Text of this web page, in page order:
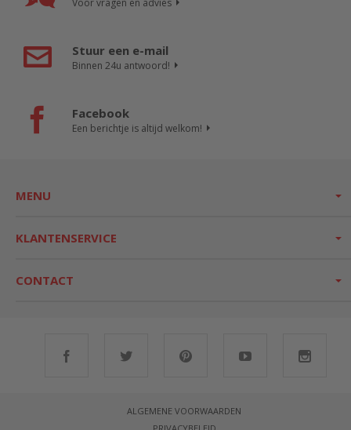
Stuur een e-mail
Binnen 24u antwoord!
Facebook
Een berichtje is altijd welkom!
MENU
KLANTENSERVICE
CONTACT
ALGEMENE VOORWAARDEN